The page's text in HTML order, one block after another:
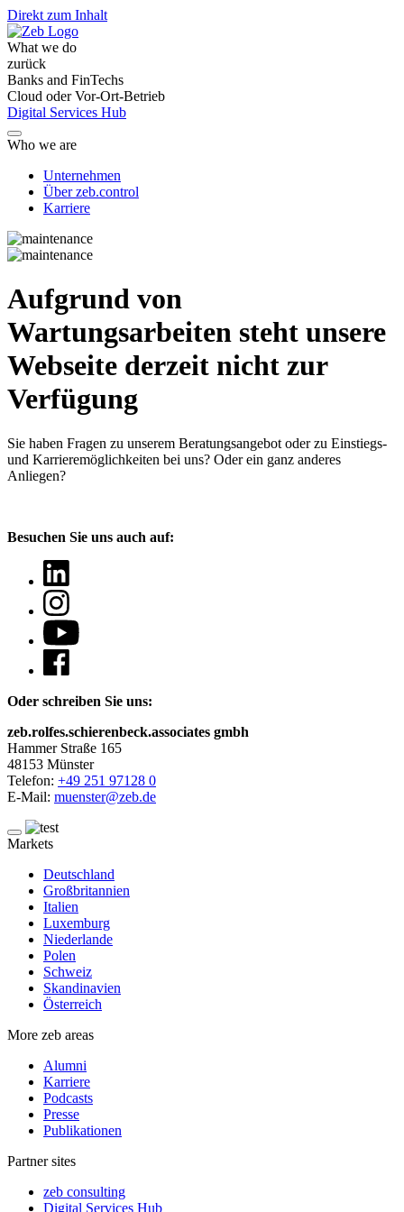
Direkt zum Inhalt
What we do
zurück
Banks and FinTechs
Cloud oder Vor-Ort-Betrieb
Digital Services Hub
Who we are
Unternehmen
Über zeb.control
Karriere
Aufgrund von
Wartungsarbeiten steht unsere
Webseite derzeit nicht zur
Verfügung
Sie haben Fragen zu unserem Beratungsangebot oder zu Einstiegs-
und Karrieremöglichkeiten bei uns? Oder ein ganz anderes
Anliegen?
Besuchen Sie uns auch auf:
Oder schreiben Sie uns:
zeb.rolfes.schierenbeck.associates gmbh
Hammer Straße 165
48153 Münster
Telefon: +49 251 97128 0
E-Mail: muenster@zeb.de
Markets
Deutschland
Großbritannien
Italien
Luxemburg
Niederlande
Polen
Schweiz
Skandinavien
Österreich
More zeb areas
Alumni
Karriere
Podcasts
Presse
Publikationen
Partner sites
zeb consulting
Digital Services Hub